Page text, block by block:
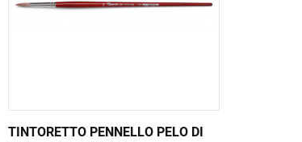
TINTORETTO PENNELLO PELO DI